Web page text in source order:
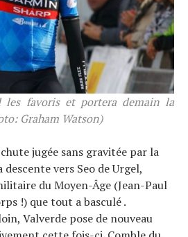
les favoris et portera demain la
Graham Watson)
jugée sans gravitée par la
descente vers Seo de Urgel,
du Moyen-Âge (Jean-Paul
!) que tout a basculé .
Valverde pose de nouveau